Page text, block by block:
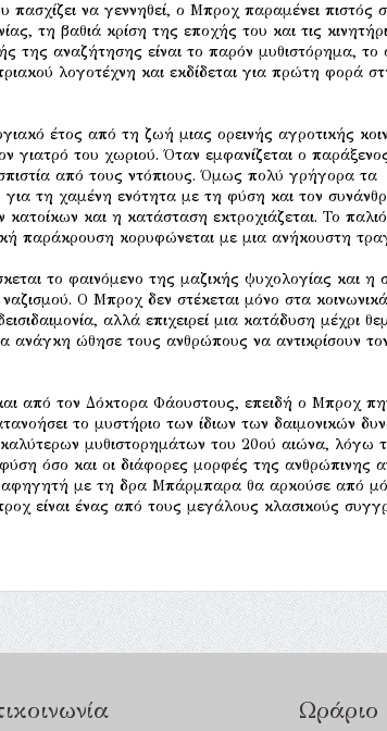
να γεννηθεί, ο Μπροχ παραμένει πιστός
τη βαθιά κρίση της εποχής του και τις
της αναζήτησης είναι το παρόν μυθιστόρημα, το
λογοτέχνη και εκδίδεται για πρώτη φορά
έτος από τη ζωή μιας ορεινής αγροτικής
του χωριού. Όταν εμφανίζεται ο
από τους ντόπιους. Όμως πολύ γρήγορα τα
για τη χαμένη ενότητα με τη φύση και τον
και η κατάσταση εκτροχιάζεται. Το παλιό
παράκρουση κορυφώνεται με μια ανήκουστη
το φαινόμενο της μαζικής ψυχολογίας και η
Ο Μπροχ δεν στέκεται μόνο στα κοινωνικά
αλλά επιχειρεί μια κατάδυση μέχρι
ανάγκη ώθησε τους ανθρώπους να αντικρίσουν
από τον Δόκτορα Φάουστους, επειδή ο Μπροχ
το μυστήριο των ίδιων των δαιμονικών
μυθιστορημάτων του 20ού αιώνα, λόγω
όσο και οι διάφορες μορφές της ανθρώπινης
αφηγητή με τη δρα Μπάρμπαρα θα αρκούσε από
είναι ένας από τους μεγάλους κλασικούς
Ωράριο